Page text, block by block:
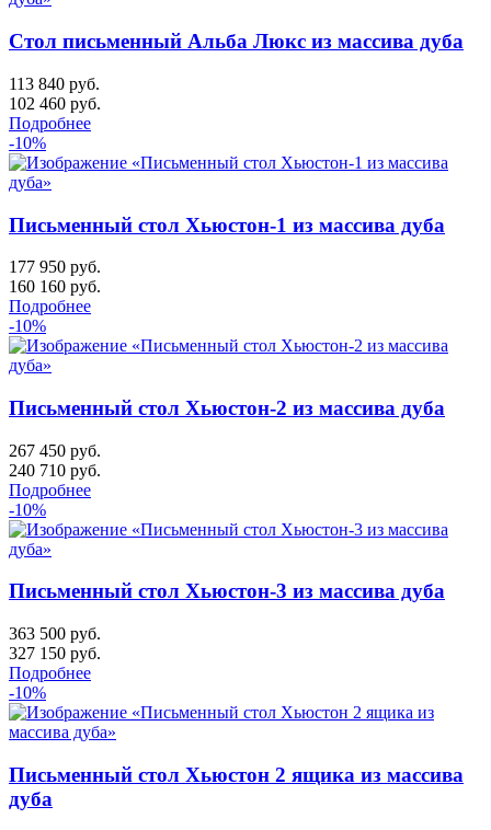
Стол письменный Альба Люкс из массива дуба
113 840 руб.
102 460 руб.
Подробнее
-10%
Письменный стол Хьюстон-1 из массива дуба
177 950 руб.
160 160 руб.
Подробнее
-10%
Письменный стол Хьюстон-2 из массива дуба
267 450 руб.
240 710 руб.
Подробнее
-10%
Письменный стол Хьюстон-3 из массива дуба
363 500 руб.
327 150 руб.
Подробнее
-10%
Письменный стол Хьюстон 2 ящика из массива
дуба